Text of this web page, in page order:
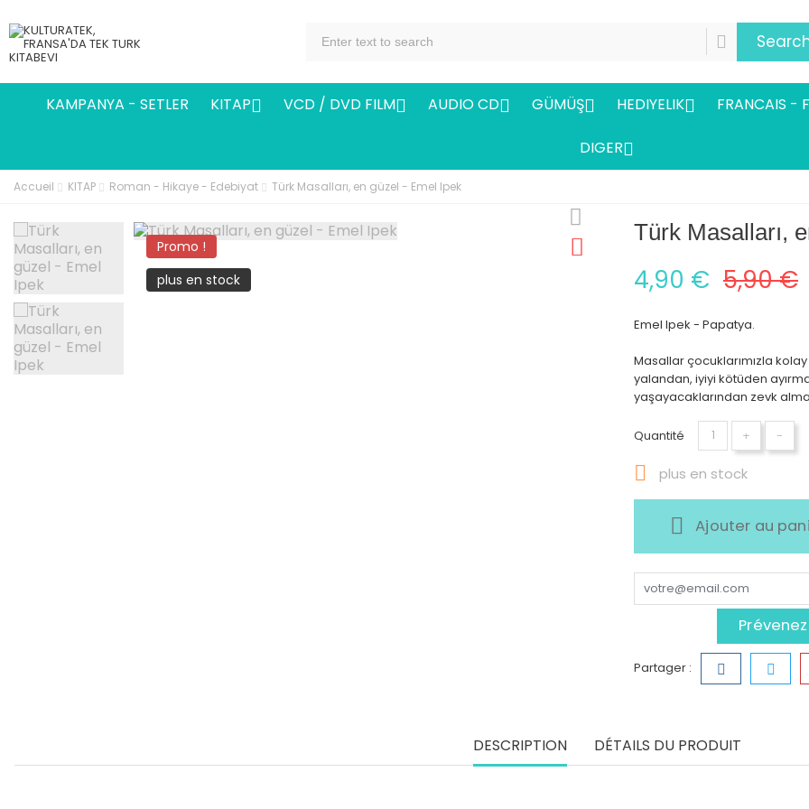
KAMPANYA - SETLER KITAP VCD / DVD FILM AUDIO CD GÜMÜŞ HEDIYELIK FRANCAIS -
DIGER
Accueil KITAP Roman - Hikaye - Edebiyat Türk Masalları, en güzel - Emel Ipek
Promo !
plus en stock
Türk Masalları,
4,90 € 5,90 €
Emel Ipek - Papatya.
Masallar çocuklarımızla
yalandan, iyiyi kötüden
yaşayacaklarından zevk
Quantité + -
 plus en stock
Ajouter au
Partager :
DESCRIPTION DÉTAILS DU PRODUIT